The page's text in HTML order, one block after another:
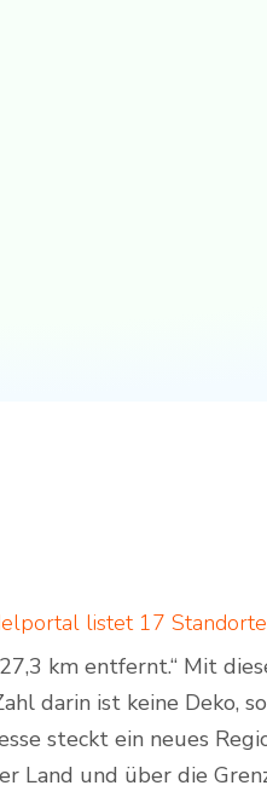
km entfernt.“ Mit
darin ist keine Deko,
steckt ein neues
Land und über die